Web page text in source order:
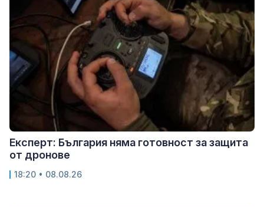
Експерт: България няма готовност за защита
от дронове
18:20 • 08.08.26